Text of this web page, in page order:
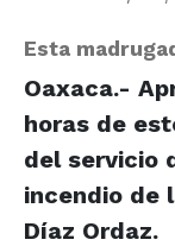
Esta
Oaxaca.-
horas de
del servicio
incendio de
Díaz Ordaz.